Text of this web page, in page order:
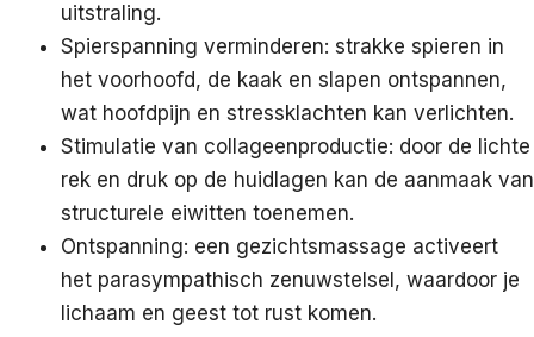
uitstraling.
Spierspanning verminderen: strakke spieren in
het voorhoofd, de kaak en slapen ontspannen,
wat hoofdpijn en stressklachten kan verlichten.
Stimulatie van collageenproductie: door de lichte
rek en druk op de huidlagen kan de aanmaak van
structurele eiwitten toenemen.
Ontspanning: een gezichtsmassage activeert
het parasympathisch zenuwstelsel, waardoor je
lichaam en geest tot rust komen.